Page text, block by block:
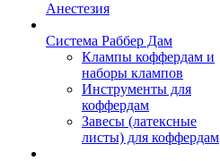
Анестезия
Система Раббер Дам
Клампы коффердам и
наборы клампов
Инструменты для
коффердам
Завесы (латексные
листы) для коффердам